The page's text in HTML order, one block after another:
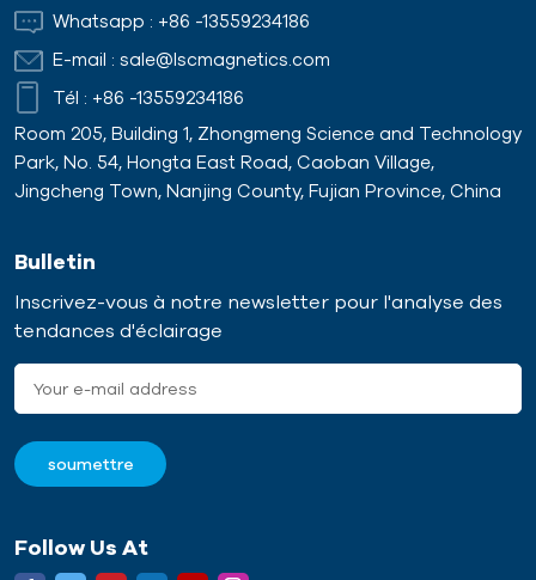
Whatsapp : +86 -13559234186
E-mail : sale@lscmagnetics.com
Tél : +86 -13559234186
Room 205, Building 1, Zhongmeng Science and Technology
Park, No. 54, Hongta East Road, Caoban Village,
Jingcheng Town, Nanjing County, Fujian Province, China
Bulletin
Inscrivez-vous à notre newsletter pour l'analyse des
tendances d'éclairage
Follow Us At